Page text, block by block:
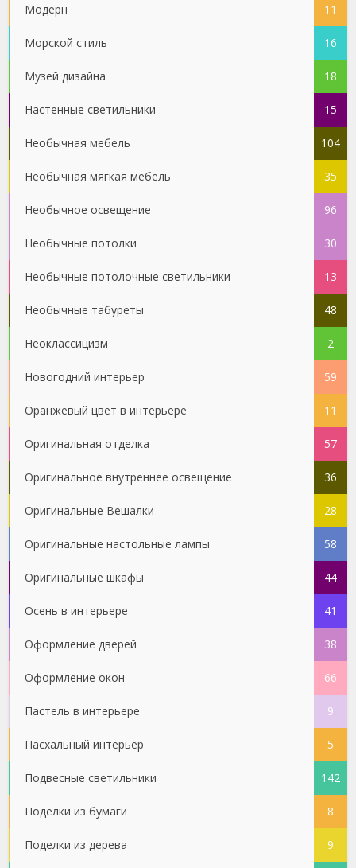
Модерн 11
Морской стиль 16
Музей дизайна 18
Настенные светильники 15
Необычная мебель 104
Необычная мягкая мебель 35
Необычное освещение 96
Необычные потолки 30
Необычные потолочные светильники 13
Необычные табуреты 48
Неоклассицизм 2
Новогодний интерьер 59
Оранжевый цвет в интерьере 11
Оригинальная отделка 57
Оригинальное внутреннее освещение 36
Оригинальные Вешалки 28
Оригинальные настольные лампы 58
Оригинальные шкафы 44
Осень в интерьере 41
Оформление дверей 38
Оформление окон 66
Пастель в интерьере 9
Пасхальный интерьер 5
Подвесные светильники 142
Поделки из бумаги 8
Поделки из дерева 9